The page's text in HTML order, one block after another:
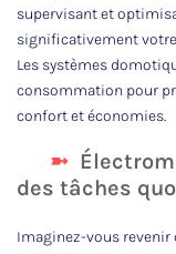
supervisant et
significativement
Les systèmes
consommation pour
confort et économies.
des tâches
Imaginez-vous revenir